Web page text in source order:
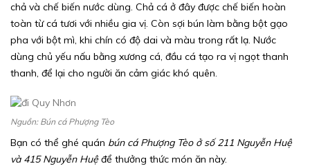
chả và chế biến nước dùng. Chả cá ở đây được chế biến hoàn
toàn từ cá tươi với nhiều gia vị. Còn sợi bún làm bằng bột gạo
pha với bột mì, khi chín có độ dai và màu trong rất lạ. Nước
dùng chủ yếu nấu bằng xương cá, đầu cá tạo ra vị ngọt thanh
thanh, để lại cho người ăn cảm giác khó quên.
Nguồn: Bún cá Phượng Tèo
Bạn có thể ghé quán bún cá Phượng Tèo ở số 211 Nguyễn Huệ
và 415 Nguyễn Huệ để thưởng thức món ăn này.